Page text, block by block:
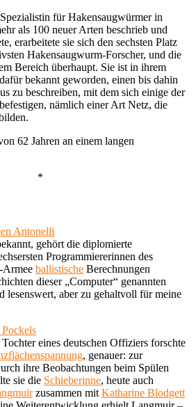
für Hakensaugwürmer in
als 100 neuer Arten beschrieb und
erarbeitete sie sich den sechsten Platz
Hakensaugwurm-Forscher, und die
Bereich überhaupt. Sie ist in ihrem
bekannt geworden, einen bis dahin
zu beschreiben, mit dem sich einige der
nämlich einer Art Netz, die
62 Jahren an einem langen
*
Antonelli
gehört die diplomierte
Programmiererinnen des
Armee ballistische Berechnungen
dieser „Computer“ genannten
lesenswert, aber zu gehaltvoll für meine
eines deutschen Offiziers forschte
, genauer: zur
ihre Beobachtungen beim Spülen
sie die Schieberinne, heute auch
zusammen mit Katharine Blodgett